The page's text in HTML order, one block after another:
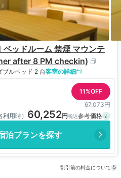
ベッドルーム 禁煙 マウンテ
after 8 PM checkin)
ブルベッド 2 台客室の詳細
11%OFF
67,073円
用時） 60,252
泊プランを探す
割引前の料金について